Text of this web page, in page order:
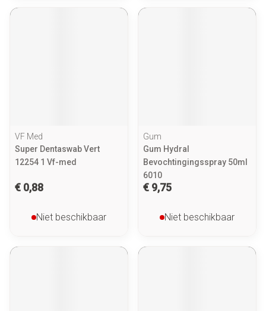
VF Med
Super Dentaswab Vert
12254 1 Vf-med
€ 0,88
Niet beschikbaar
Gum
Gum Hydral
Bevochtingingsspray 50ml
6010
€ 9,75
Niet beschikbaar